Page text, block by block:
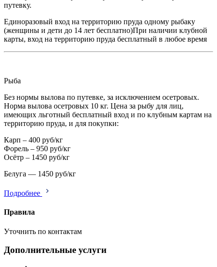
путевку.
Единоразовый вход на территорию пруда одному рыбаку
(женщины и дети до 14 лет бесплатно)При наличии клубной
карты, вход на территорию пруда бесплатный в любое время
Рыба
Без нормы вылова по путевке, за исключением осетровых.
Норма вылова осетровых 10 кг. Цена за рыбу для лиц,
имеющих льготный бесплатный вход и по клубным картам на
территорию пруда, и для покупки:
Карп – 400 руб/кг
Форель – 950 руб/кг
Осётр – 1450 руб/кг
Белуга — 1450 руб/кг
Подробнее
Правила
Уточнить по контактам
Дополнительные услуги